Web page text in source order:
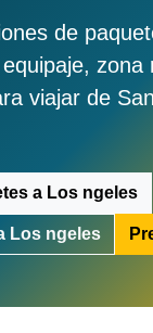
de
zona
viajar de
a Los ngeles
Los ngeles